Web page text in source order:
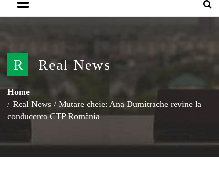
R Real News
Home
Real News / Mutare cheie: Ana Dumitrache revine la
conducerea CTP România